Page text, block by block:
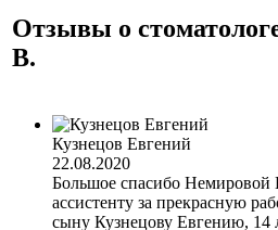
Отзывы о
В.
Кузнецов Евгений
22.08.2020
Большое спасибо Немировой
ассистенту за прекрасную
сыну Кузнецову Евгению, 14